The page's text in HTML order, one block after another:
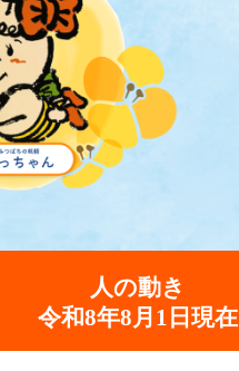
人の動き
令和8年8月1日現在